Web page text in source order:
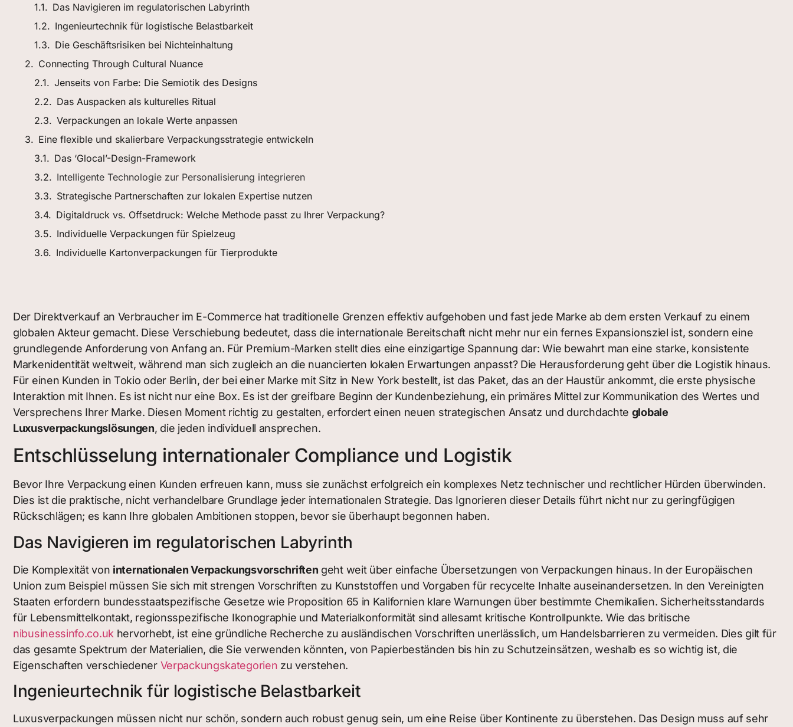
Das Navigieren im regulatorischen Labyrinth
Ingenieurtechnik für logistische Belastbarkeit
Die Geschäftsrisiken bei Nichteinhaltung
Connecting Through Cultural Nuance
Jenseits von Farbe: Die Semiotik des Designs
Das Auspacken als kulturelles Ritual
Verpackungen an lokale Werte anpassen
Eine flexible und skalierbare Verpackungsstrategie entwickeln
Das ‘Glocal’-Design-Framework
Intelligente Technologie zur Personalisierung integrieren
Strategische Partnerschaften zur lokalen Expertise nutzen
Digitaldruck vs. Offsetdruck: Welche Methode passt zu Ihrer Verpackung?
Individuelle Verpackungen für Spielzeug
Individuelle Kartonverpackungen für Tierprodukte
Der Direktverkauf an Verbraucher im E-Commerce hat traditionelle Grenzen effektiv aufgehoben und fast jede Marke ab dem ersten Verkauf zu einem
globalen Akteur gemacht. Diese Verschiebung bedeutet, dass die internationale Bereitschaft nicht mehr nur ein fernes Expansionsziel ist, sondern eine
grundlegende Anforderung von Anfang an. Für Premium-Marken stellt dies eine einzigartige Spannung dar: Wie bewahrt man eine starke, konsistente
Markenidentität weltweit, während man sich zugleich an die nuancierten lokalen Erwartungen anpasst? Die Herausforderung geht über die Logistik hinaus.
Für einen Kunden in Tokio oder Berlin, der bei einer Marke mit Sitz in New York bestellt, ist das Paket, das an der Haustür ankommt, die erste physische
Interaktion mit Ihnen. Es ist nicht nur eine Box. Es ist der greifbare Beginn der Kundenbeziehung, ein primäres Mittel zur Kommunikation des Wertes und
Versprechens Ihrer Marke. Diesen Moment richtig zu gestalten, erfordert einen neuen strategischen Ansatz und durchdachte globale
Luxusverpackungslösungen, die jeden individuell ansprechen.
Entschlüsselung internationaler Compliance und Logistik
Bevor Ihre Verpackung einen Kunden erfreuen kann, muss sie zunächst erfolgreich ein komplexes Netz technischer und rechtlicher Hürden überwinden.
Dies ist die praktische, nicht verhandelbare Grundlage jeder internationalen Strategie. Das Ignorieren dieser Details führt nicht nur zu geringfügigen
Rückschlägen; es kann Ihre globalen Ambitionen stoppen, bevor sie überhaupt begonnen haben.
Das Navigieren im regulatorischen Labyrinth
Die Komplexität von internationalen Verpackungsvorschriften geht weit über einfache Übersetzungen von Verpackungen hinaus. In der Europäischen
Union zum Beispiel müssen Sie sich mit strengen Vorschriften zu Kunststoffen und Vorgaben für recycelte Inhalte auseinandersetzen. In den Vereinigten
Staaten erfordern bundesstaatspezifische Gesetze wie Proposition 65 in Kalifornien klare Warnungen über bestimmte Chemikalien. Sicherheitsstandards
für Lebensmittelkontakt, regionsspezifische Ikonographie und Materialkonformität sind allesamt kritische Kontrollpunkte. Wie das britische
nibusinessinfo.co.uk hervorhebt, ist eine gründliche Recherche zu ausländischen Vorschriften unerlässlich, um Handelsbarrieren zu vermeiden. Dies gilt für
das gesamte Spektrum der Materialien, die Sie verwenden könnten, von Papierbeständen bis hin zu Schutzeinsätzen, weshalb es so wichtig ist, die
Eigenschaften verschiedener Verpackungskategorien zu verstehen.
Ingenieurtechnik für logistische Belastbarkeit
Luxusverpackungen müssen nicht nur schön, sondern auch robust genug sein, um eine Reise über Kontinente zu überstehen. Das Design muss auf sehr